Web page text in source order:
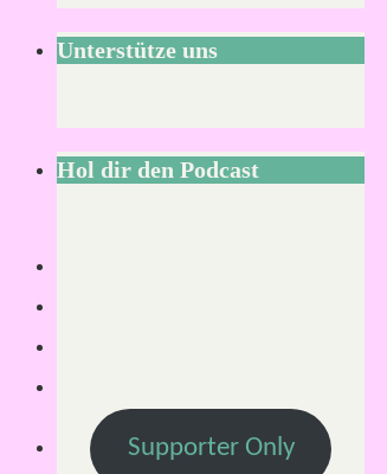
finde
ich
Unterstütze uns
Hol dir den Podcast
Supporter Only